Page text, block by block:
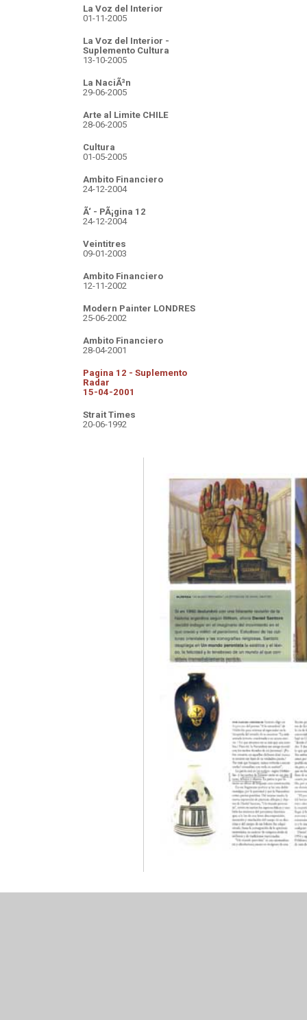
La Voz del Interior
01-11-2005
La Voz del Interior -
Suplemento Cultura
13-10-2005
La NaciÃ³n
29-06-2005
Arte al Limite CHILE
28-06-2005
Cultura
01-05-2005
Ambito Financiero
24-12-2004
Ã‘ - PÃ¡gina 12
24-12-2004
Veintitres
09-01-2003
Ambito Financiero
12-11-2002
Modern Painter LONDRES
25-06-2002
Ambito Financiero
28-04-2001
Pagina 12 - Suplemento
Radar
15-04-2001
Strait Times
20-06-1992